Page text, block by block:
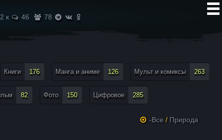
2 к 46 78
Книги 176 Манга и аниме 126 Мульт и комиксы 263
82 Фото 150 Цифровое 285
-Все / Природа